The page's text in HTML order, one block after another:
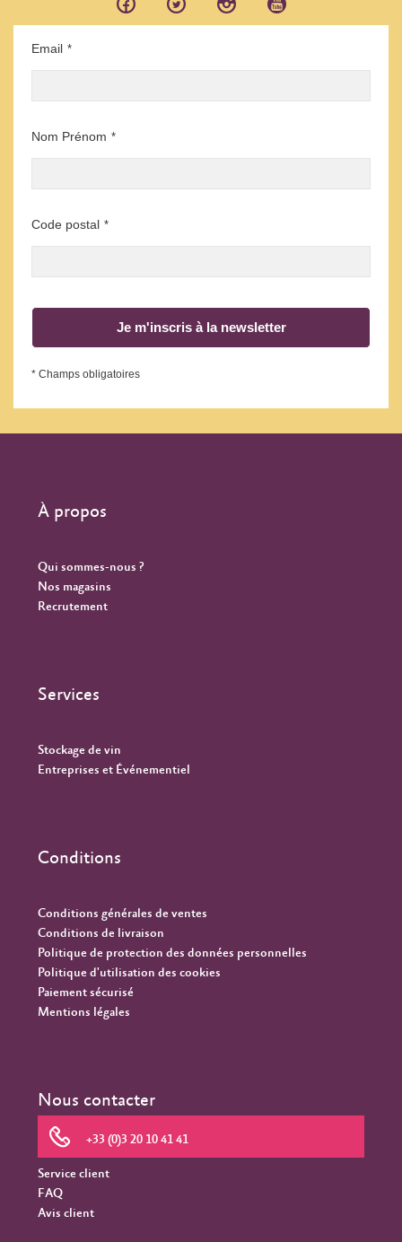
Email *
Nom Prénom *
Code postal *
Je m'inscris à la newsletter
* Champs obligatoires
À propos
Qui sommes-nous ?
Nos magasins
Recrutement
Services
Stockage de vin
Entreprises et Événementiel
Conditions
Conditions générales de ventes
Conditions de livraison
Politique de protection des données personnelles
Politique d'utilisation des cookies
Paiement sécurisé
Mentions légales
Nous contacter
+33 (0)3 20 10 41 41
Service client
FAQ
Avis client